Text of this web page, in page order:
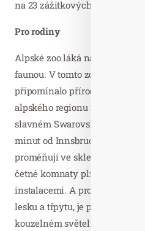
na 23 zážitkových atrakcí.
Pro rodiny
Alpské zoo láká na objevnou
faunou. V tomto zoo,
připomínalo přírodní
alpského regionu na světě,
slavném Swarovski
minut od Innsbrucku, se
proměňují ve skleněné
četné komnaty plné zázraků s
instalacemi. A pro všechny,
lesku a třpytu, je povinností
kouzelném světelném parku v